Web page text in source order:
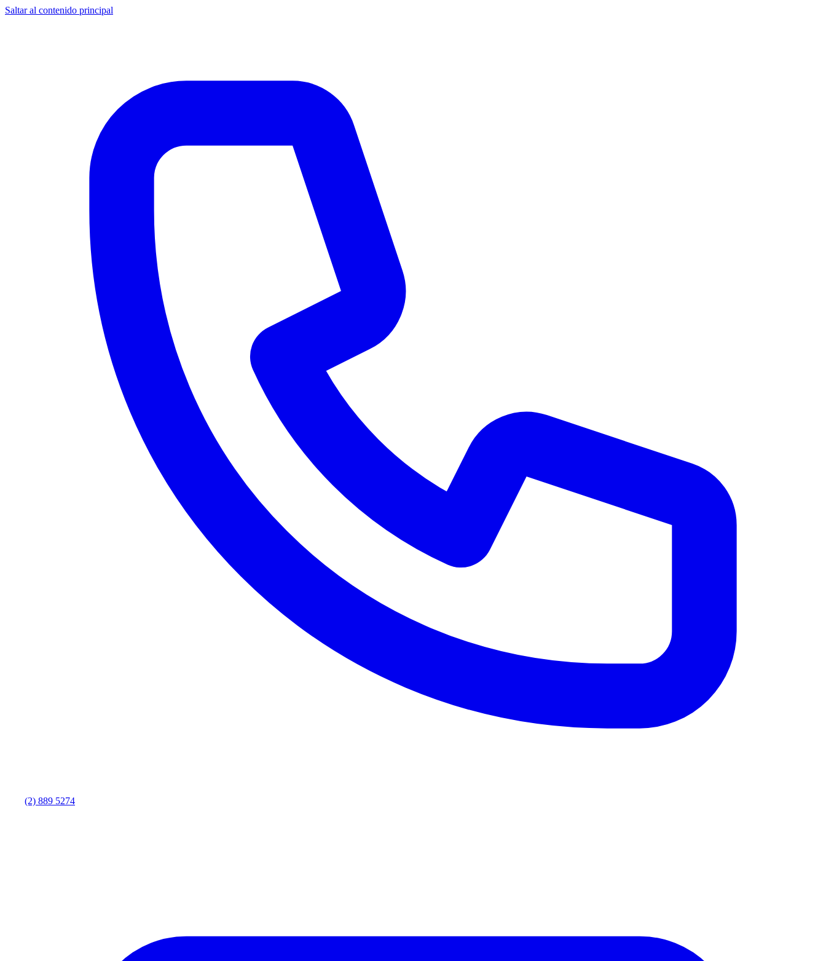
Saltar al contenido principal
(2) 889 5274